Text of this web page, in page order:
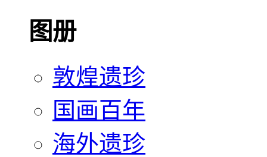
图册
敦煌遗珍
国画百年
海外遗珍